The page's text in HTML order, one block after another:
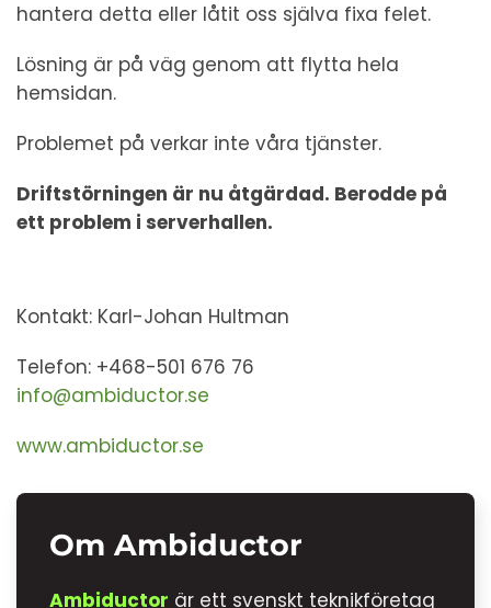
hantera detta eller låtit oss själva fixa felet.
Lösning är på väg genom att flytta hela
hemsidan.
Problemet på verkar inte våra tjänster.
Driftstörningen är nu åtgärdad. Berodde på
ett problem i serverhallen.
Kontakt: Karl-Johan Hultman
Telefon: +468-501 676 76
info@ambiductor.se
www.ambiductor.se
Om Ambiductor
Ambiductor är ett svenskt teknikföretag